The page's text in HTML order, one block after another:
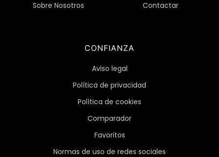
Sobre Nosotros
Contactar
CONFIANZA
Aviso legal
Política de privacidad
Política de cookies
Comparador
Favoritos
Normas de uso de redes sociales